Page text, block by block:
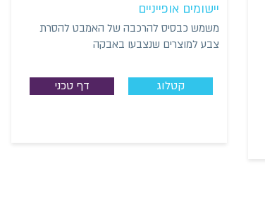
יישומים אופייניים
משמש כבסיס להרכבה של האמבט להסרת
צבע למוצרים שנצבעו באבקה
דף טכני קטלוג